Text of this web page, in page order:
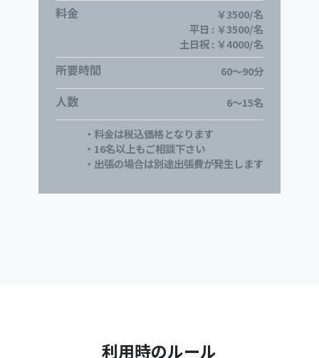
料金
￥3500/名
平日 : ￥3500/名
土日祝 : ￥4000/名
所要時間 60～90分
人数 6～15名
・料金は税込価格となります
・16名以上もご相談下さい
・出張の場合は別途出張費が発生します
利用時のルール